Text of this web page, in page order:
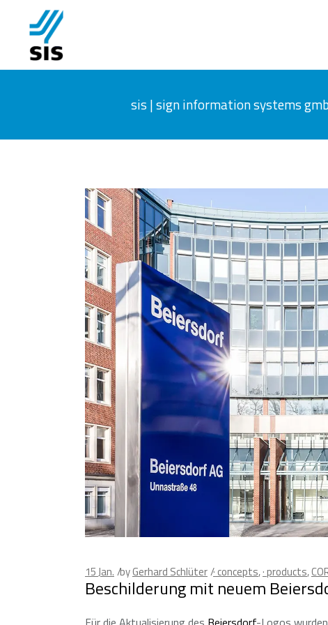
sis | sign information systems
15Jan. byGerhard Schlüter · concepts,· products,
Beschilderung mit neuem